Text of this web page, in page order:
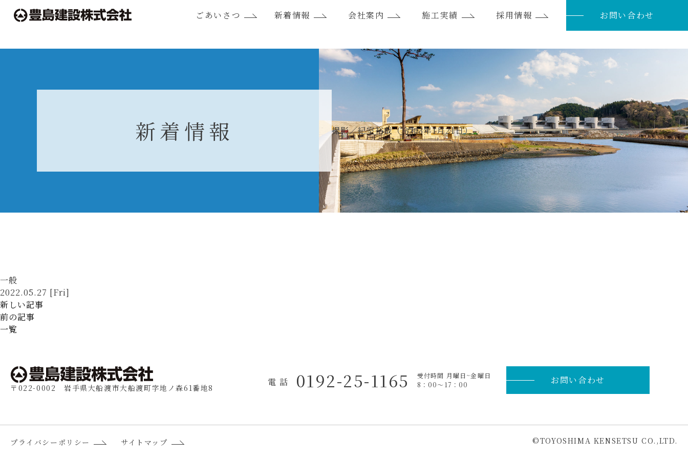
ごあいさつ 新着情報 会社案内 施工実績 採用情報 お問い合わせ
新着情報 撮影／紀室裕哉（令和3年1月21日）
一般
2022.05.27 [Fri]
新しい記事
前の記事
一覧
〒022-0002 岩手県大船渡市大船渡町字地ノ森61番地8 電 話 0192-25-1165
受付時間 月曜日~金曜日
8：00〜17：00
お問い合わせ
プライバシーポリシー サイトマップ ©︎TOYOSHIMA KENSETSU CO.,LTD.